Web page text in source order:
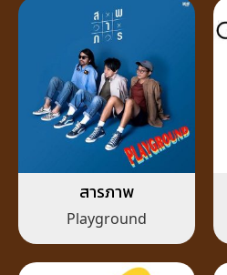
สารภาพ
Playground